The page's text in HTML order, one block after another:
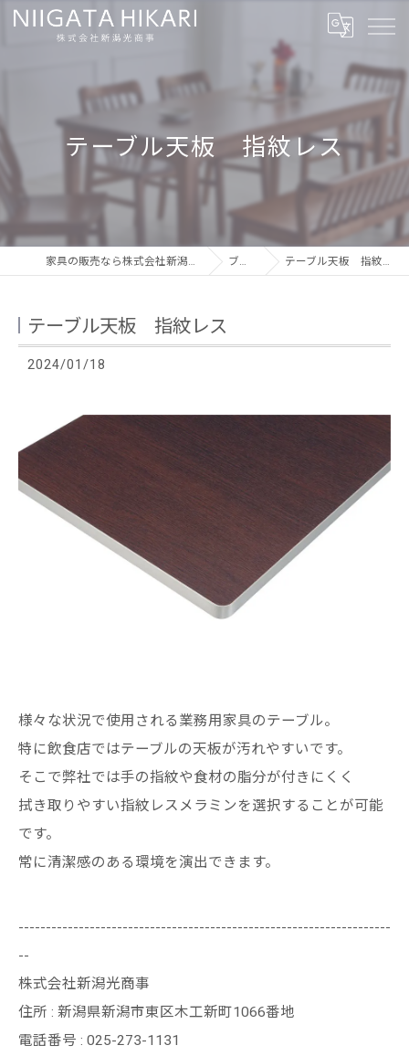
テーブル天板 指紋レス
家具の販売なら株式会社新潟光商事 ブログ テーブル天板 指紋レス
テーブル天板 指紋レス
2024/01/18
様々な状況で使用される業務用家具のテーブル。
特に飲食店ではテーブルの天板が汚れやすいです。
そこで弊社では手の指紋や食材の脂分が付きにくく
拭き取りやすい指紋レスメラミンを選択することが可能
です。
常に清潔感のある環境を演出できます。
--------------------------------------------------------------------
--
株式会社新潟光商事
住所 : 新潟県新潟市東区木工新町1066番地
電話番号 : 025-273-1131